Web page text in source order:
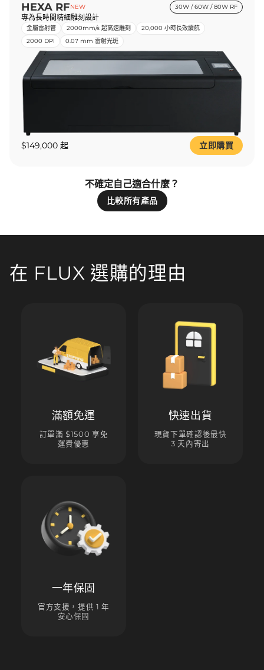
HEXA RFNEW 30W / 60W / 80W RF
專為長時間精細雕刻設計
金屬雷射管 2000mm/s 超高速雕刻
20,000 小時長效續航
2000 DPI
0.07 mm 雷射光斑
$149,000 起 立即購買
不確定自己適合什麼？
比較所有產品
在 FLUX 選購的理由
滿額免運
訂單滿 $1500 享免
運費優惠
快速出貨
現貨下單確認後最快
3 天內寄出
一年保固
官方支援，提供 1 年
安心保固